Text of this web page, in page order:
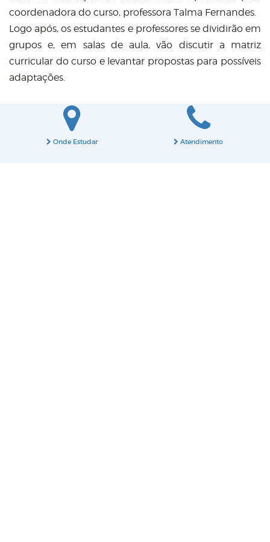
coordenadora do curso, professora Talma Fernandes.
Logo após, os estudantes e professores se dividirão em
grupos e, em salas de aula, vão discutir a matriz
curricular do curso e levantar propostas para possíveis
adaptações.
Onde Estudar Atendimento